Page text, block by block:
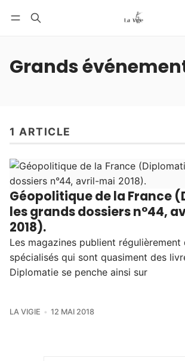
Grands
1 ARTICLE
Géopolitique de la France
les grands dossiers n°44,
2018).
Les magazines publient régulièrement
spécialisés qui sont quasiment des
Diplomatie se penche ainsi sur
LA VIGIE 12 MAI 2018